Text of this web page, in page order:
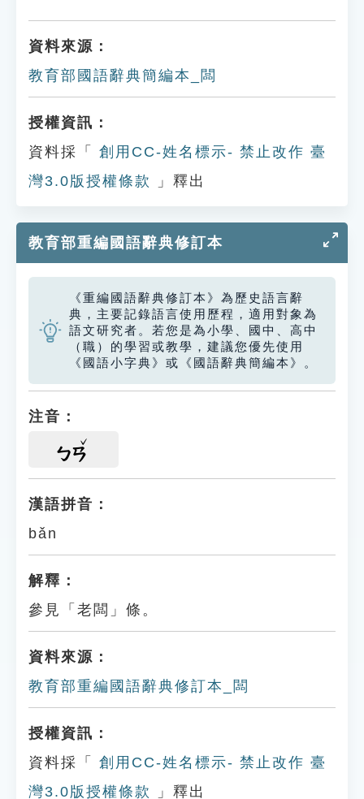
資料來源：
教育部國語辭典簡編本_闆
授權資訊：
資料採「
創用CC-姓名標示- 禁止改作 臺
灣3.0版授權條款
」釋出
教育部重編國語辭典修訂本
《重編國語辭典修訂本》為歷史語言辭
典，主要記錄語言使用歷程，適用對象為
語文研究者。若您是為小學、國中、高中
（職）的學習或教學，建議您優先使用
《國語小字典》或《國語辭典簡編本》。
注音：
ㄅㄢ
漢語拼音：
bǎn
解釋：
參見「老闆」條。
資料來源：
教育部重編國語辭典修訂本_闆
授權資訊：
資料採「
創用CC-姓名標示- 禁止改作 臺
灣3.0版授權條款
」釋出